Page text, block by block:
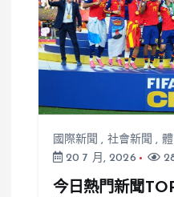
國際新聞 , 社會新聞 ,
20 7 月, 2026
今日熱門新聞